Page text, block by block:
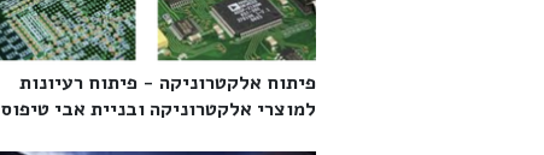
פיתוח אלקטרוניקה - פיתוח רעיונות
למוצרי אלקטרוניקה ובניית אבי טיפוס‎